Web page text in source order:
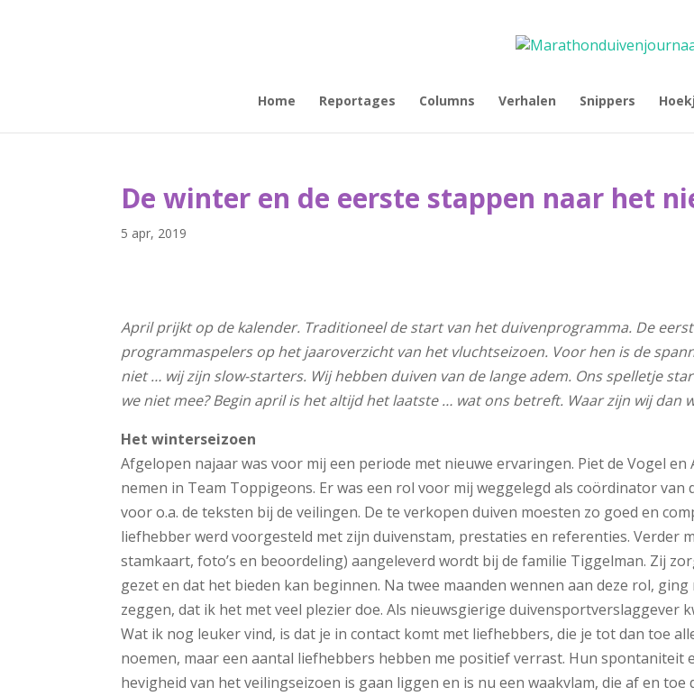
Home Reportages Columns Verhalen Snippers
De winter en de eerste stappen naar het
5 apr, 2019
April prijkt op de kalender. Traditioneel de start van het duivenprogramma. De
programmaspelers op het jaaroverzicht van het vluchtseizoen. Voor hen is de
niet … wij zijn slow-starters. Wij hebben duiven van de lange adem. Ons spelletje
we niet mee? Begin april is het altijd het laatste … wat ons betreft. Waar zijn wij dan
Het winterseizoen
Afgelopen najaar was voor mij een periode met nieuwe ervaringen. Piet de Vogel
nemen in Team Toppigeons. Er was een rol voor mij weggelegd als coördinator
voor o.a. de teksten bij de veilingen. De te verkopen duiven moesten zo goed en
liefhebber werd voorgesteld met zijn duivenstam, prestaties en referenties. Verder
stamkaart, foto’s en beoordeling) aangeleverd wordt bij de familie Tiggelman. Zij
gezet en dat het bieden kan beginnen. Na twee maanden wennen aan deze rol,
zeggen, dat ik het met veel plezier doe. Als nieuwsgierige duivensportverslaggever
Wat ik nog leuker vind, is dat je in contact komt met liefhebbers, die je tot dan toe
noemen, maar een aantal liefhebbers hebben me positief verrast. Hun spontaniteit
hevigheid van het veilingseizoen is gaan liggen en is nu een waakvlam, die af en